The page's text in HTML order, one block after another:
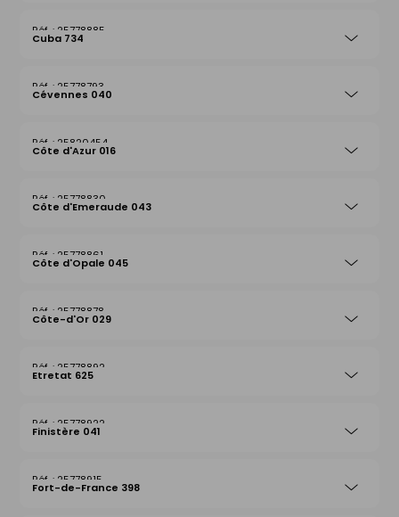
25778885
Cuba 734
25778793
Cévennes 040
25820454
Côte d'Azur 016
25778830
Côte d'Emeraude 043
25778861
Côte d'Opale 045
25778878
Côte-d'Or 029
25778892
Etretat 625
25778922
Finistère 041
25778915
Fort-de-France 398